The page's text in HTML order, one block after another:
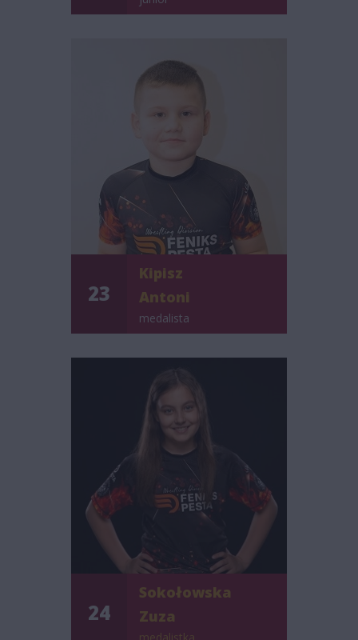
23
Kipisz
Antoni
medalista
24
Sokołowska
Zuza